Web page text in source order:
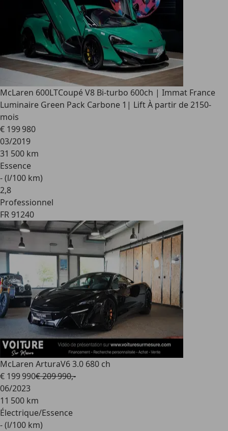
McLaren 600LTCoupé V8 Bi-turbo 600ch | Immat France
Luminaire Green Pack Carbone 1| Lift À partir de 2150-
mois
€ 199 980
03/2019
31 500 km
Essence
- (l/100 km)
2,8
Professionnel
FR 91240
McLaren ArturaV6 3.0 680 ch
€ 199 990€ 209 990,-
06/2023
11 500 km
Électrique/Essence
- (l/100 km)